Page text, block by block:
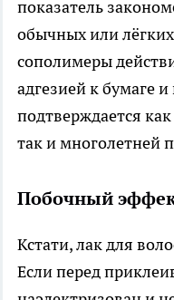
показатель
обычных или
сополимеры
адгезией к бумаге
подтверждается
так и многолетней
Побочный
Кстати, лак для
Если перед